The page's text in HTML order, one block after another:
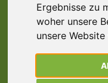
Ergebnisse zu
woher unsere
unsere
Staplerfahrer